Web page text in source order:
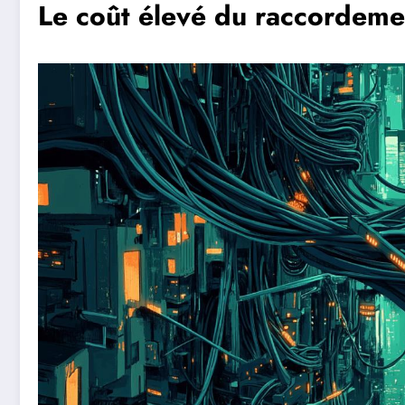
Le coût élevé du